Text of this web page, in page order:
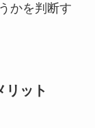
かを判断す
リット